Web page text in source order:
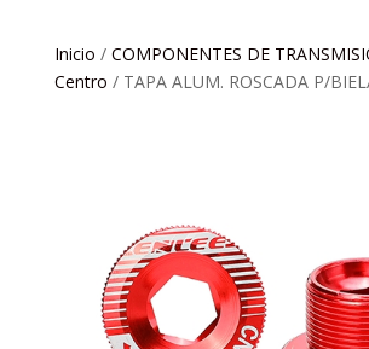
Inicio / COMPONENTES DE
Centro / TAPA ALUM. ROSCADA P/